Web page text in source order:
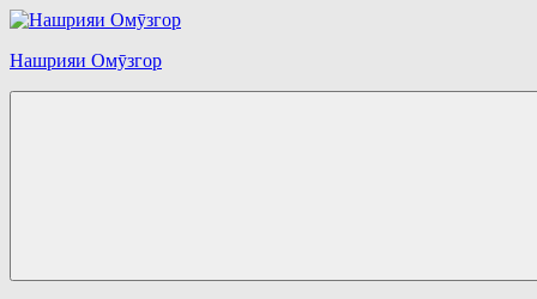
Перейти
содержимому
Нашрияи Омӯзгор